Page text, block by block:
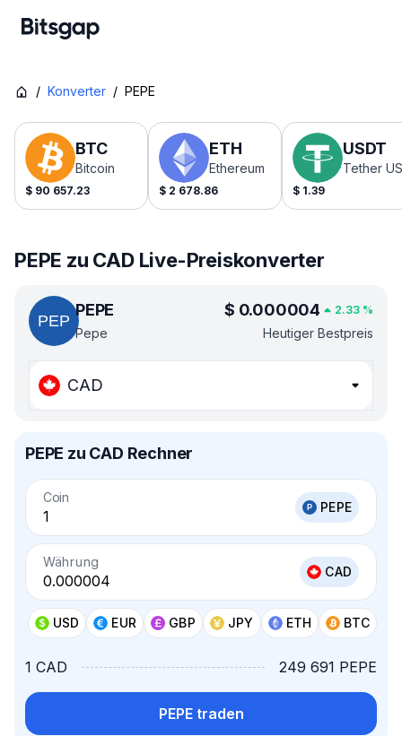
/ Konverter / PEPE
BTC
Bitcoin
$ 90 657.23
ETH
Ethereum
$ 2 678.86
USDT
Tether
$ 1.39
PEPE zu CAD Live-Preiskonverter
PEPE
Pepe
$ 0.000004 2.33 %
Heutiger Bestpreis
CAD
PEPE zu CAD Rechner
Coin
PEPE
Währung
CAD
USD EUR GBP JPY ETH BTC
1 CAD 249 691 PEPE
PEPE traden